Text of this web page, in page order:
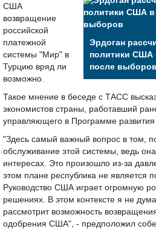
Эрдоган
политики США
после выборов
США
возвращение
российской
платежной
системы "Мир" в
Турцию вряд ли
возможно.
Такое мнение в беседе с ТАСС
экономистов страны, работавший
управляющего в Программе
"Здесь самый важный вопрос в том,
обслуживание этой системы, ведь
интересах. Это произошло из-за
этом плане республика не является
Руководство США играет огромную
решениях. В этом контексте я не
рассмотрит возможность
одобрения США", - предположил